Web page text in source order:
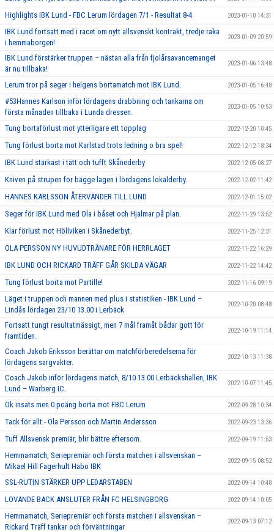
Highlights IBK Lund - FBC Lerum lördagen 7/1 - Resultat 8-4 2023-01-10 14:31
IBK Lund fortsatt med i racet om nytt allsvenskt kontrakt, tredje raka
i hemmaborgen!
2023-01-09 20:59
IBK Lund förstärker truppen – nästan alla från fjolårsavancemanget
är nu tillbaka!
2023-01-06 13:48
Lerum tror på seger i helgens bortamatch mot IBK Lund. 2023-01-05 16:48
#53Hannes Karlson inför lördagens drabbning och tankarna om
första månaden tillbaka i Lunda dressen.
2023-01-05 10:53
Tung bortaförlust mot ytterligare ett topplag 2022-12-20 10:45
Tung förlust borta mot Karlstad trots ledning o bra spel! 2022-12-12 18:34
IBK Lund starkast i tätt och tufft Skånederby 2022-12-05 08:27
Kniven på strupen för bägge lagen i lördagens lokalderby. 2022-12-02 11:42
HANNES KARLSSON ÅTERVÄNDER TILL LUND 2022-12-01 15:02
Seger för IBK Lund med Ola i båset och Hjalmar på plan. 2022-11-29 13:52
Klar förlust mot Höllviken i Skånederbyt. 2022-11-25 12:31
OLA PERSSON NY HUVUDTRÄNARE FÖR HERRLAGET 2022-11-22 16:29
IBK LUND OCH RICKARD TRÄFF GÅR SKILDA VÄGAR 2022-11-22 14:42
Tung förlust borta mot Partille! 2022-11-16 09:19
Läget i truppen och mannen med plus i statistiken - IBK Lund –
Lindås lördagen 23/10 13.00 i Lerbäck
2022-10-20 08:48
Fortsatt tungt resultatmässigt, men 7 mål framåt bådar gott för
framtiden.
2022-10-19 11:14
Coach Jakob Eriksson berättar om matchförberedelserna för
lördagens sargvakter.
2022-10-13 11:38
Coach Jakob inför lördagens match, 8/10 13.00 Lerbäckshallen, IBK
Lund – Warberg IC.
2022-10-07 11:45
Ok insats men 0 poäng borta mot FBC Lerum 2022-09-28 10:34
Tack för allt - Ola Persson och Martin Andersson 2022-09-23 13:36
Tuff Allsvensk premiär, blir bättre eftersom. 2022-09-19 11:53
Hemmamatch, Seriepremiär och första matchen i allsvenskan –
Mikael Hill Fagerhult Habo IBK
2022-09-15 08:52
SSL-RUTIN STÄRKER UPP LEDARSTABEN 2022-09-14 10:48
LOVANDE BACK ANSLUTER FRÅN FC HELSINGBORG 2022-09-14 10:05
Hemmamatch, Seriepremiär och första matchen i allsvenskan –
Rickard Träff tankar och förväntningar
2022-09-13 07:12